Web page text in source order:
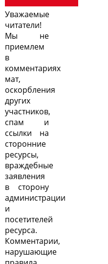
Уважаемые
читатели!
Мы не
приемлем
в
комментариях
мат,
оскорбления
других
участников,
спам и
ссылки на
сторонние
ресурсы,
враждебные
заявления
в сторону
администрации
и
посетителей
ресурса.
Комментарии,
нарушающие